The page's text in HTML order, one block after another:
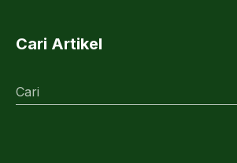
Cari Artikel
Cari